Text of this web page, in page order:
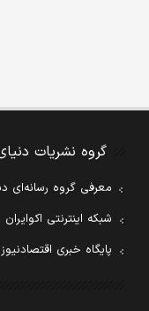
گروه نشریات
معرفی گروه رسانه‌ای
شبکه اینترنتی اکوایران
پایگاه خبری اقتصادنیوز